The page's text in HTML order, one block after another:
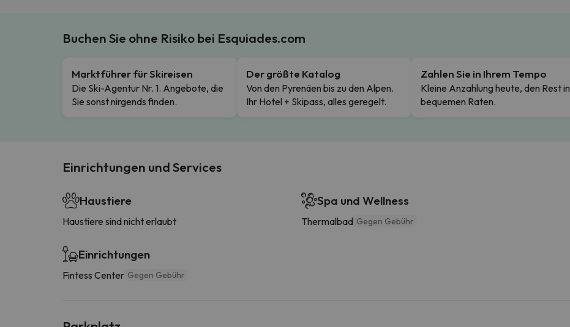
Buchen Sie ohne Risiko bei Esquiades.com
Marktführer für Skireisen
Die Ski-Agentur Nr. 1. Angebote, die
Sie sonst nirgends finden.
Der größte Katalog
Von den Pyrenäen bis zu den Alpen.
Ihr Hotel + Skipass, alles geregelt.
Zahlen Sie in Ihrem Tempo
Kleine Anzahlung heute, den Rest in
bequemen Raten.
Einrichtungen und Services
Haustiere
Haustiere sind nicht erlaubt
Einrichtungen
Fintess Center Gegen Gebühr
Spa und Wellness
Thermalbad Gegen Gebühr